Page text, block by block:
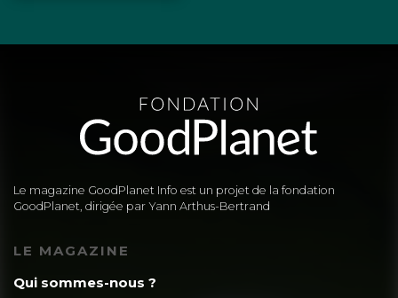
Le magazine GoodPlanet Info est un projet de la fondation
GoodPlanet, dirigée par Yann Arthus-Bertrand
LE MAGAZINE
Qui sommes-nous ?